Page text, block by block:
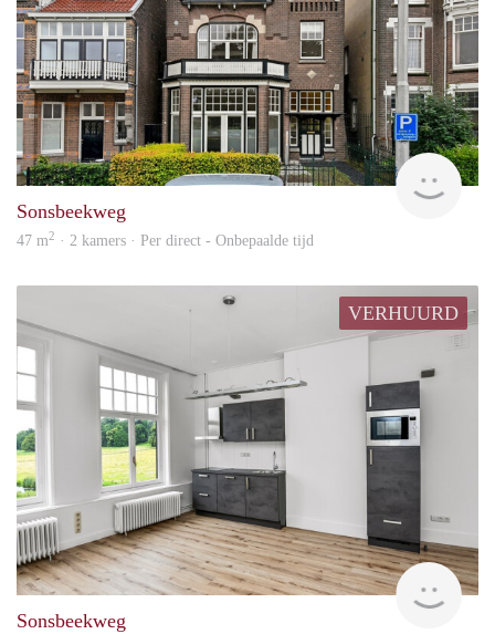
Next
Sonsbeekweg
47 m2 · 2 kamers · Per direct - Onbepaalde tijd
VERHUURD
Next
Sonsbeekweg